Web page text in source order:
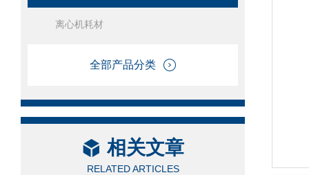
离心机耗材
全部产品分类
相关文章
RELATED ARTICLES